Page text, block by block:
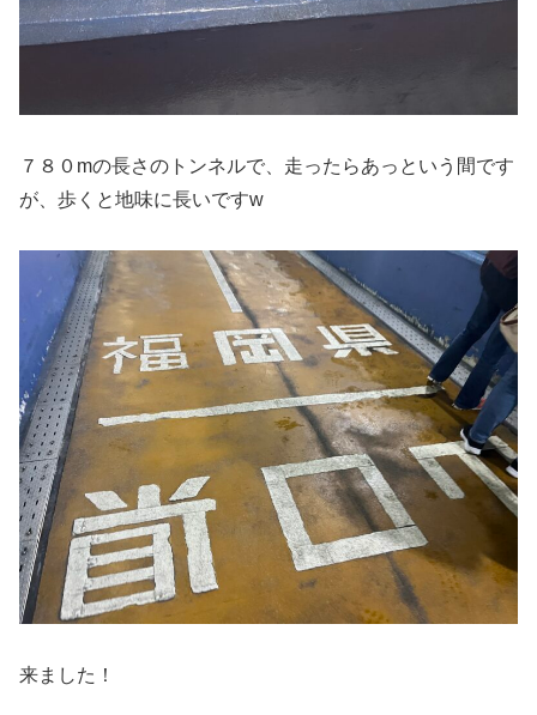
７８０mの長さのトンネルで、走ったらあっという間です
が、歩くと地味に長いですw
来ました！